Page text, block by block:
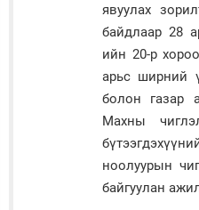
явуулах
байдлаар 28
ийн 20-р
арьс ширний
болон газар
Махны
ноолуурын
байгуулан